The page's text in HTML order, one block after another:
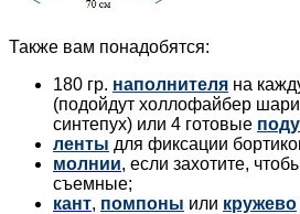
Также вам понадобятся:
180 гр. наполнителя на
(подойдут холлофайбер
синтепух) или 4 готовые
ленты для фиксации
молнии, если захотите,
съемные;
кант, помпоны или кружево